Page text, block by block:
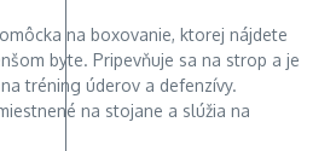
na boxovanie, ktorej nájdete
byte. Pripevňuje sa na strop a je
tréning úderov a defenzívy.
na stojane a slúžia na